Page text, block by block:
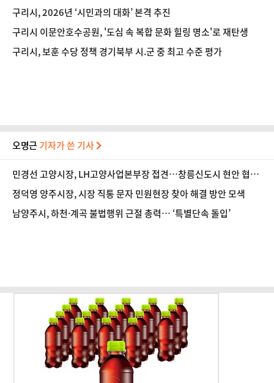
구리시, 2026년 ‘시민과의 대화’ 본격 추진
구리시 이문안호수공원, '도심 속 복합 문화 힐링 명소'로 재탄생
구리시, 보훈 수당 정책 경기북부 시.군 중 최고 수준 평가
오명근 기자가 쓴 기사
민경선 고양시장, LH고양사업본부장 접견…창릉신도시 현안 협력
논의
정덕영 양주시장, 시장 직통 문자 민원현장 찾아 해결 방안 모색
남양주시, 하천·계곡 불법행위 근절 총력… ‘특별단속 돌입’